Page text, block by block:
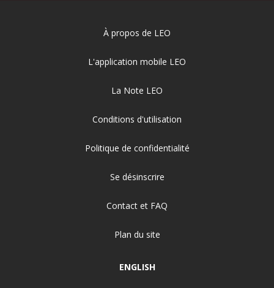
À propos de LEO
L'application mobile LEO
La Note LEO
Conditions d'utilisation
Politique de confidentialité
Se désinscrire
Contact et FAQ
Plan du site
ENGLISH